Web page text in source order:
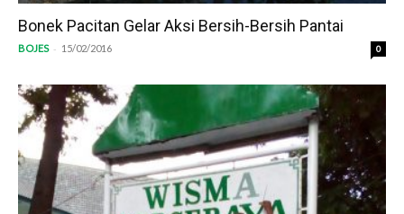
Bonek Pacitan Gelar Aksi Bersih-Bersih Pantai
BOJES - 15/02/2016 0